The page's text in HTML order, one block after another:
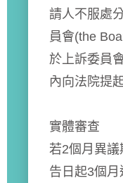
請人不服處
員會(the
於上訴委員
內向法院提
實體審查
若2個月異
告日起3個